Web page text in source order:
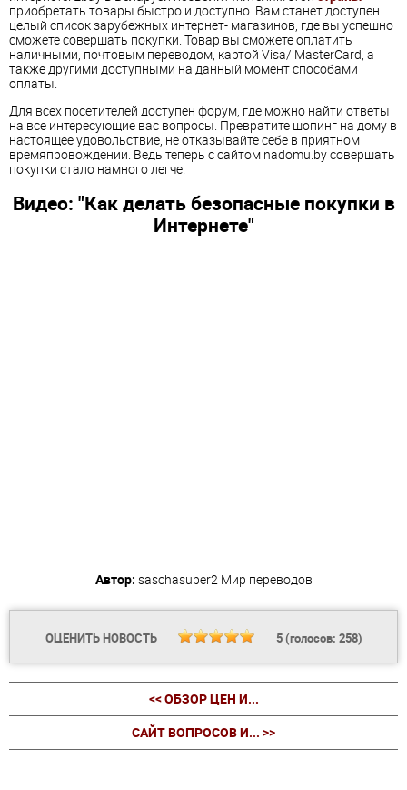
приобретать товары быстро и доступно. Вам станет доступен
целый список зарубежных интернет- магазинов, где вы успешно
сможете совершать покупки. Товар вы сможете оплатить
наличными, почтовым переводом, картой Visa/ MasterCard, а
также другими доступными на данный момент способами
оплаты.
Для всех посетителей доступен форум, где можно найти ответы
на все интересующие вас вопросы. Превратите шопинг на дому в
настоящее удовольствие, не отказывайте себе в приятном
времяпровождении. Ведь теперь с сайтом nadomu.by совершать
покупки стало намного легче!
Видео: "Как делать безопасные покупки в
Интернете"
Автор: saschasuper2 Мир переводов
ОЦЕНИТЬ НОВОСТЬ 5(голосов: 258)
<< ОБЗОР ЦЕН И...
САЙТ ВОПРОСОВ И... >>